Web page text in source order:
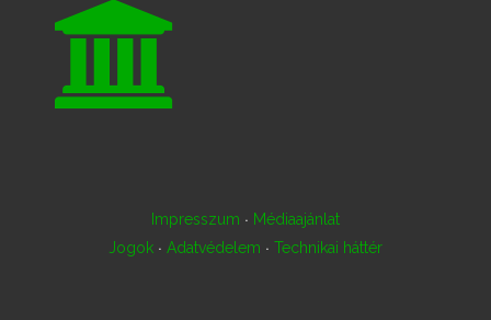
Impresszum · Médiaajánlat
Jogok · Adatvédelem · Technikai háttér